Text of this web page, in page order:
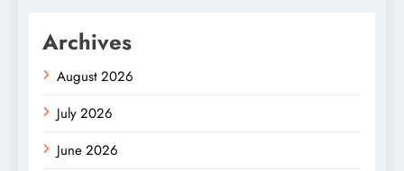
Archives
August 2026
July 2026
June 2026